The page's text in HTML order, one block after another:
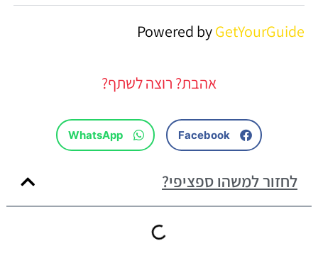
Powered byGetYourGuide
אהבת? רוצה לשתף?
Facebook
WhatsApp
לחזור למשהו ספציפי?